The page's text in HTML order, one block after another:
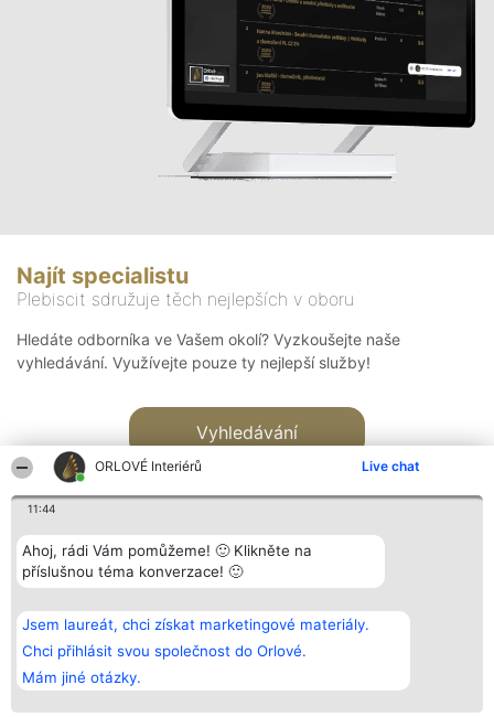
ORLOVÉ Interiérů Live chat
11:44
Ahoj, rádi Vám pomůžeme! 🙂 Klikněte na
příslušnou téma konverzace! 🙂
Jsem laureát, chci získat marketingové materiály.
Chci přihlásit svou společnost do Orlové.
Mám jiné otázky.
Najít specialistu
Plebiscit sdružuje těch nejlepších v oboru
Hledáte odborníka ve Vašem okolí? Vyzkoušejte naše
vyhledávání. Využívejte pouze ty nejlepší služby!
Vyhledávání
Bright Side Solutions sp. z o.
o. sp. k.
ul. Ruska 22
Wrocław 50-079
KRS 0000749100 | Regon
381313360 | NIP 8943132676
Vítězové
Seznam všech
laureátů
Zásady
Zásady
Kontakt